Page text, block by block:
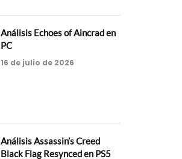
Análisis Echoes of Aincrad en
PC
16 de julio de 2026
Análisis Assassin’s Creed
Black Flag Resynced en PS5